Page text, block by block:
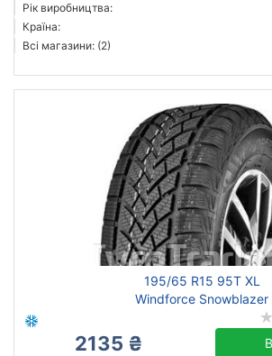
Рік виробництва:
Країна:
Всі магазини: (2)
195/65 R15 95T XL
Windforce Snowblazer
2135 ₴